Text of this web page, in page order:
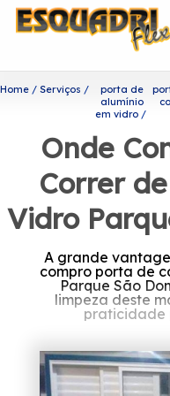
Home Serviços
porta de
alumínio
em vidro
Onde
Correr
Vidro
A grande
compro porta de
Parque São
limpeza deste
praticidade
Se
porta de